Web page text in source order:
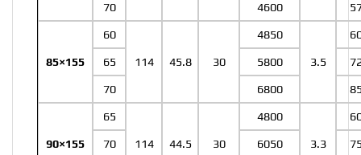
70 4600
85×155
60
114 45.8 30
4850
3.5
65 5800
70 6800
90×155
65
114 44.5 30
4800
3.3
70 6050